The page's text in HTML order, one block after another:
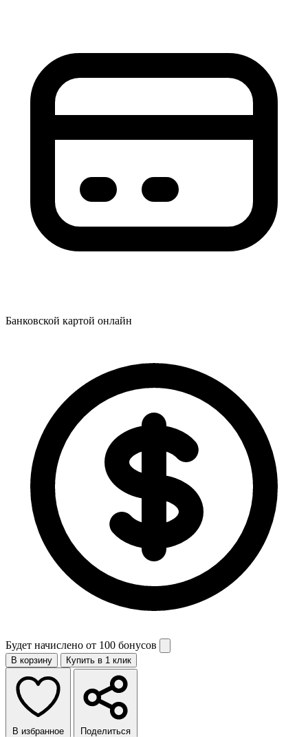
Банковской картой онлайн
Будет начислено от 100 бонусов
В корзину Купить в 1 клик
В избранное Поделиться